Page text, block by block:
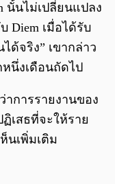
นั้นไม่เปลี่ยนแปลง
Diem เมื่อได้รับ
ด้จริง” เขากล่าว
นึ่งเดือนถัดไป
าการรายงานของ
เสธที่จะให้ราย
นเพิ่มเติม